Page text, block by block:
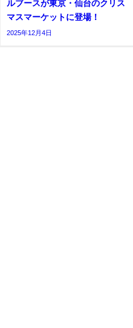
ルブースが東京・仙台のクリス
マスマーケットに登場！
2025年12月4日